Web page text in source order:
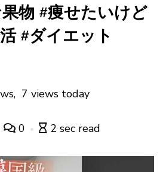
物 #痩せたいけど
#ダイエット
7 views today
0 2 sec read